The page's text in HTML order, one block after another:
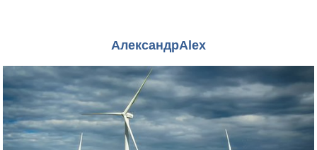
АлександрAlex